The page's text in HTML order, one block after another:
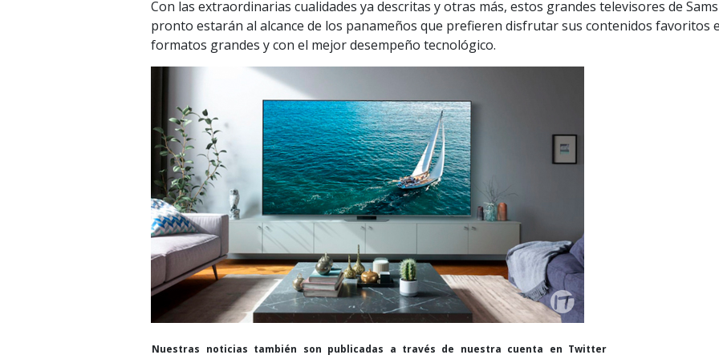
Con las extraordinarias cualidades ya descritas y otras más, estos grandes televisores de
pronto estarán al alcance de los panameños que prefieren disfrutar sus contenidos favoritos
formatos grandes y con el mejor desempeño tecnológico.
Nuestras noticias también son publicadas a través de nuestra cuenta en Twitter